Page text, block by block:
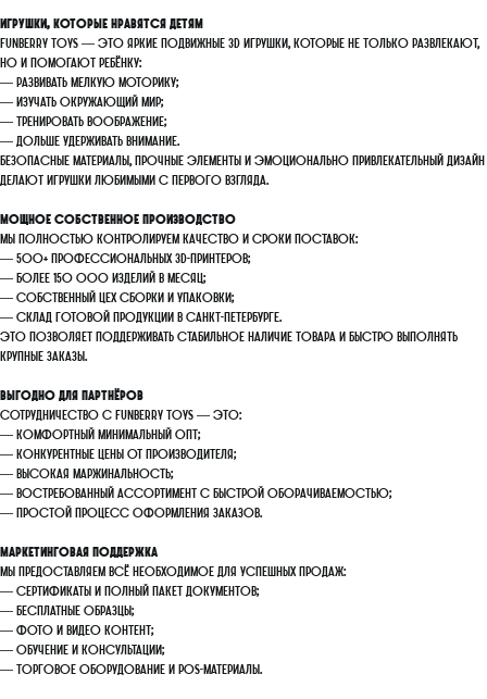
Игрушки, которые нравятся детям
FunBerry Toys — это яркие подвижные 3D игрушки, которые не только развлекают,
но и помогают ребёнку:
— развивать мелкую моторику;
— изучать окружающий мир;
— тренировать воображение;
— дольше удерживать внимание.
Безопасные материалы, прочные элементы и эмоционально привлекательный дизайн
делают игрушки любимыми с первого взгляда.
Мощное собственное производство
Мы полностью контролируем качество и сроки поставок:
— 500+ профессиональных 3D-принтеров;
— более 150 000 изделий в месяц;
— собственный цех сборки и упаковки;
— склад готовой продукции в Санкт-Петербурге.
Это позволяет поддерживать стабильное наличие товара и быстро выполнять
крупные заказы.
Выгодно для партнёров
Сотрудничество с FunBerry Toys — это:
— комфортный минимальный опт;
— конкурентные цены от производителя;
— высокая маржинальность;
— востребованный ассортимент с быстрой оборачиваемостью;
— простой процесс оформления заказов.
Маркетинговая поддержка
Мы предоставляем всё необходимое для успешных продаж:
— сертификаты и полный пакет документов;
— бесплатные образцы;
— фото и видео контент;
— обучение и консультации;
— торговое оборудование и POS-материалы.